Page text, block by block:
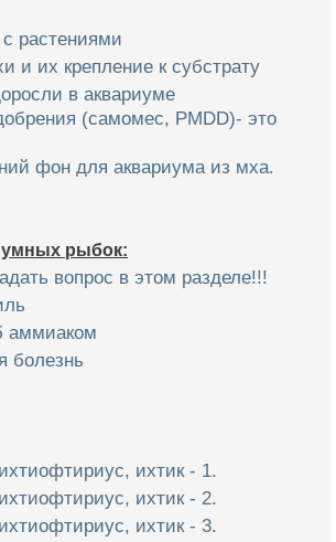
растениями
и их крепление к субстрату
в аквариуме
(самомес, PMDD)- это
фон для аквариума из мха.
рыбок:
вопрос в этом разделе!!!
аммиаком
болезнь
ихтик - 1.
ихтик - 2.
ихтик - 3.